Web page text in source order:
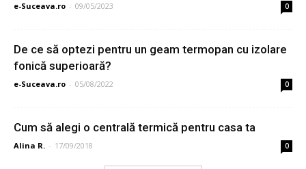
e-Suceava.ro - 09/05/2023 0
De ce să optezi pentru un geam termopan cu izolare
fonică superioară?
e-Suceava.ro - 05/08/2022 0
Cum să alegi o centrală termică pentru casa ta
Alina R. - 17/09/2018 0